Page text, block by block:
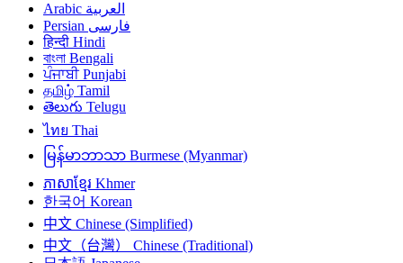
العربية Arabic
فارسی Persian
हिन्दी Hindi
বাংলা Bengali
ਪੰਜਾਬੀ Punjabi
தமிழ் Tamil
తెలుగు Telugu
ไทย Thai
မြန်မာဘာသာ Burmese (Myanmar)
ភាសាខ្មែរ Khmer
한국어 Korean
中文 Chinese (Simplified)
中文（台灣）
Chinese (Traditional)